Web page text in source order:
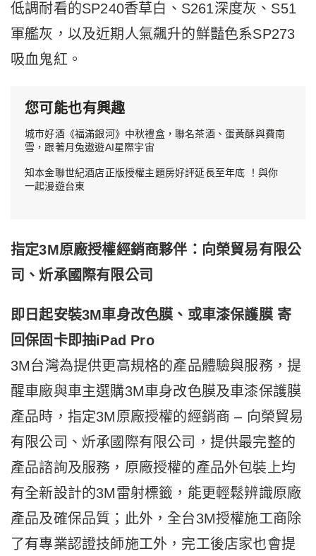
低調耐看的SP240香草白、S261深度灰、S51
軍艦灰，以及近期人氣飆升的鮮豔色系SP273
吸血鬼紅。
您可能也有興趣
城市好酒《福滿銀河》中秋禮盒，聯名茶酒、蛋黃酥與費南
雪，跟著月兔遨遊AI星際宇宙
知本金聯世紀酒店正版授權主題房好評延長至年底 ！與你
一起漫遊台東
指定3M原廠授權經銷商夥伴：向榮貿易有限公
司、炘承國際有限公司
即日起安裝3M車身改色膜、或車漆保護膜 寄
回保固卡即抽iPad Pro
3M台灣為提供更高規格的產品體驗與服務，提
醒車廠與車主選購3M車身改色膜及車漆保護膜
產品時，指定3M原廠授權的經銷商 – 向榮貿易
有限公司、炘承國際有限公司，提供最完整的
產品諮詢及服務，原廠授權的產品外包裝上均
有全新設計的3M雷射標籤，能更輕鬆辨識原廠
產品及確保品質；此外，全台3M授權施工商除
了有專業認證技師施工外，完工後店家也會提